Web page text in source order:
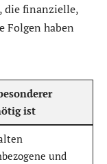
die finanzielle,
Folgen haben
ist
und